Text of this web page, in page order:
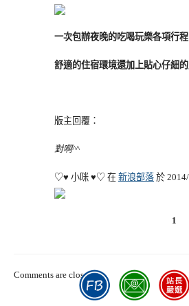
一次包辦夜晚的吃喝玩樂各項行程
舒適的住宿環境還加上貼心仔細
版主回覆：
對啊^^
♡♥ 小咪 ♥♡ 在 新浪部落 於
1
Comments are closed.